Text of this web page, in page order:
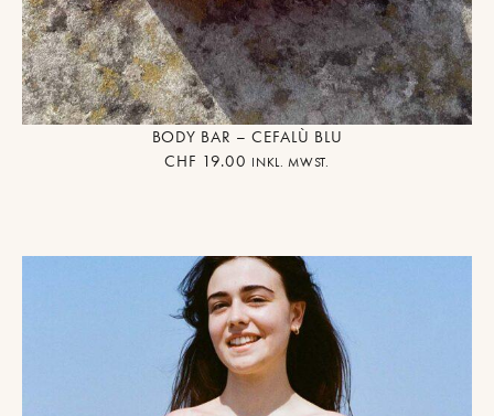
BODY BAR – CEFALÙ BLU
CHF 19.00 INKL. MWST.